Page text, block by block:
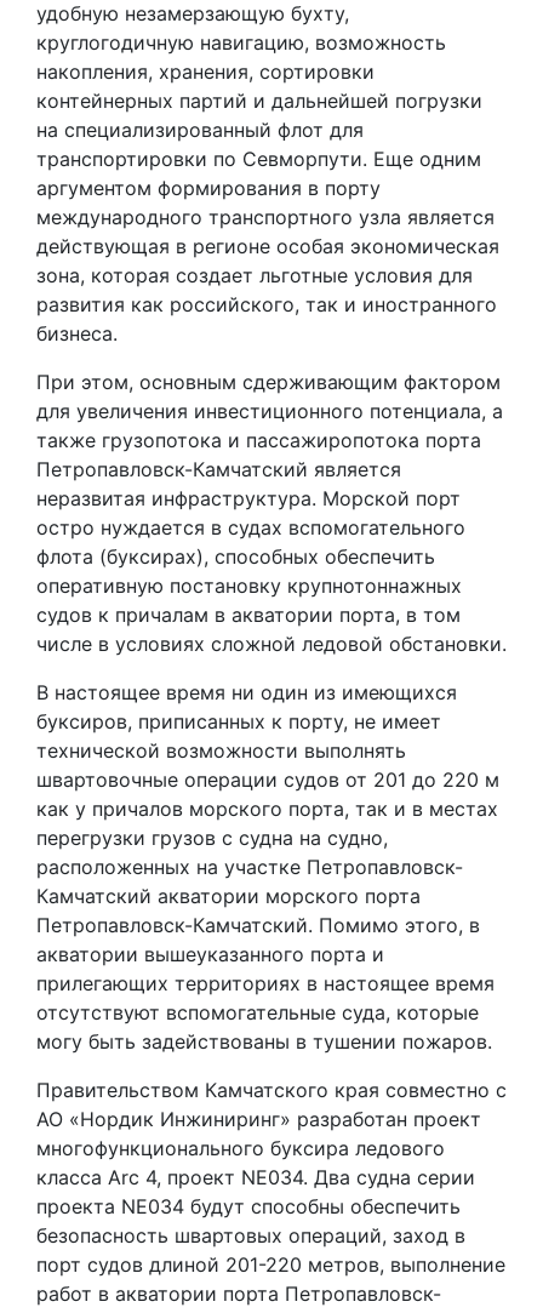
удобную незамерзающую бухту,
круглогодичную навигацию, возможность
накопления, хранения, сортировки
контейнерных партий и дальнейшей погрузки
на специализированный флот для
транспортировки по Севморпути. Еще одним
аргументом формирования в порту
международного транспортного узла является
действующая в регионе особая экономическая
зона, которая создает льготные условия для
развития как российского, так и иностранного
бизнеса.
При этом, основным сдерживающим фактором
для увеличения инвестиционного потенциала, а
также грузопотока и пассажиропотока порта
Петропавловск-Камчатский является
неразвитая инфраструктура. Морской порт
остро нуждается в судах вспомогательного
флота (буксирах), способных обеспечить
оперативную постановку крупнотоннажных
судов к причалам в акватории порта, в том
числе в условиях сложной ледовой обстановки.
В настоящее время ни один из имеющихся
буксиров, приписанных к порту, не имеет
технической возможности выполнять
швартовочные операции судов от 201 до 220 м
как у причалов морского порта, так и в местах
перегрузки грузов с судна на судно,
расположенных на участке Петропавловск-
Камчатский акватории морского порта
Петропавловск-Камчатский. Помимо этого, в
акватории вышеуказанного порта и
прилегающих территориях в настоящее время
отсутствуют вспомогательные суда, которые
могу быть задействованы в тушении пожаров.
Правительством Камчатского края совместно с
АО «Нордик Инжиниринг» разработан проект
многофункционального буксира ледового
класса Arc 4, проект NE034. Два судна серии
проекта NE034 будут способны обеспечить
безопасность швартовых операций, заход в
порт судов длиной 201-220 метров, выполнение
работ в акватории порта Петропавловск-